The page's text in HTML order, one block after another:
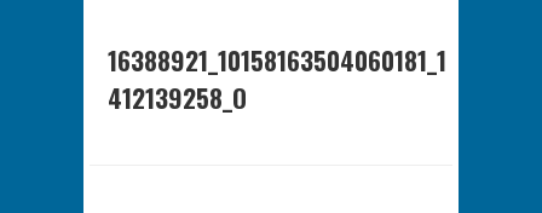
16388921_10158163504060181_1
412139258_O